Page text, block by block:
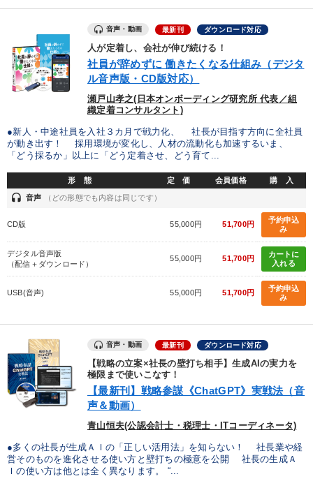
キーワード
労務問題・リスク対策 企業文化
相続・事業承継 運勢・先見 大竹愼一
全国経営者セミナー収録物以外の経営教材（全761タイトル）からお探
しいただけます
カテゴリー
組織と人を動かすマネジメント力を磨く
売上直結の営業力や販売力を獲得する
歴史・古典に学ぶ実務講話
集２タイトル
【1月】音声・映像
音声・動画 最新刊 ダウンロード対応
人が定着し、会社が伸び続ける！
社員が辞めずに 働きたくなる仕組み（デジタ
ル音声版・CD版対応）
瀬戸山孝之(日本オンボーディング研究所 代表／組
織定着コンサルタント)
●新人・中途社員を入社３カ月で戦力化、 社長が目指す方向に全社員
が動き出す！ 採用環境が変化し、人材の流動化も加速するいま、
「どう採るか」以上に「どう定着させ、どう育て...
形 態 定 価 会員価格 購 入
headset 音声 （どの形態でも内容は同じです）
CD版 55,000円 51,700円
予約申込
み
デジタル音声版
（配信＋ダウンロード）
55,000円 51,700円
カートに
入れる
USB(音声) 55,000円 51,700円
予約申込
み
音声・動画 最新刊 ダウンロード対応
【戦略の立案×社長の壁打ち相手】生成AIの実力を
極限まで使いこなす！
【最新刊】戦略参謀《ChatGPT》実戦法（音
声＆動画）
青山恒夫(公認会計士・税理士・ITコーディネータ)
●多くの社長が生成ＡＩの「正しい活用法」を知らない！ 社長業や経
営そのものを進化させる使い方と壁打ちの極意を公開 社長の生成Ａ
Ｉの使い方は他とは全く異なります。 “...